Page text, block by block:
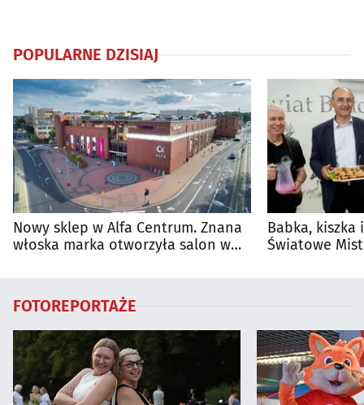
POPULARNE DZISIAJ
Nowy sklep w Alfa Centrum. Znana
włoska marka otworzyła salon w
Babka, kiszka
Światowe
FOTOREPORTAŻE